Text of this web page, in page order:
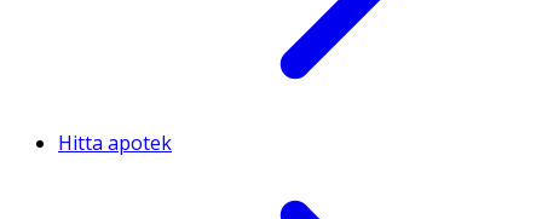
Hitta apotek